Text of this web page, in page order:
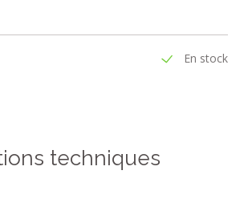
En stock
techniques